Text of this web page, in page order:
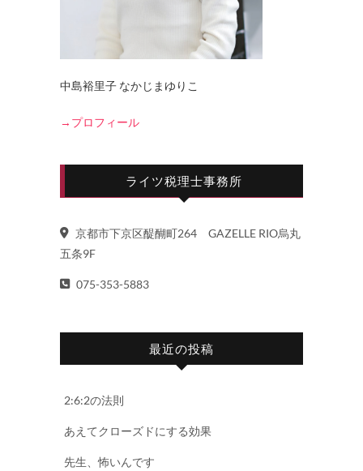
中島裕里子 なかじまゆりこ
→プロフィール
ライツ税理士事務所
京都市下京区醍醐町264 GAZELLE RIO烏丸
五条9F
075-353-5883
最近の投稿
2:6:2の法則
あえてクローズドにする効果
先生、怖いんです